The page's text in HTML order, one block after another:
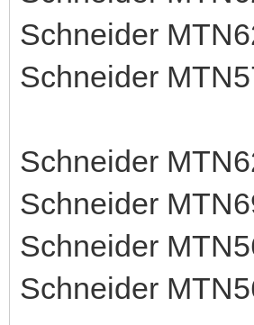
Schneider
Schneider
Schneider
Schneider
Schneider
Schneider